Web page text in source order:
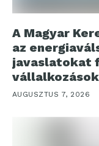
A Magyar
az
javaslatokat
AUGUSZTUS 7, 2026